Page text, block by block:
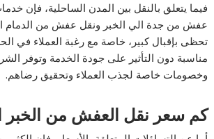
فيما يتعلق بالنقل بين المدن الساحلية، فإن
عفش من جدة الي الخبر ونقل عفش من الدمام
تحظى بإقبال كبير، خاصة مع رغبة العملاء في
مناسبة دون التأثير على جودة الخدمة وتوفر
وخصومات خاصة لجذب العملاء وتحقيق رضاهم.
كم سعر نقل العفش من الخبر